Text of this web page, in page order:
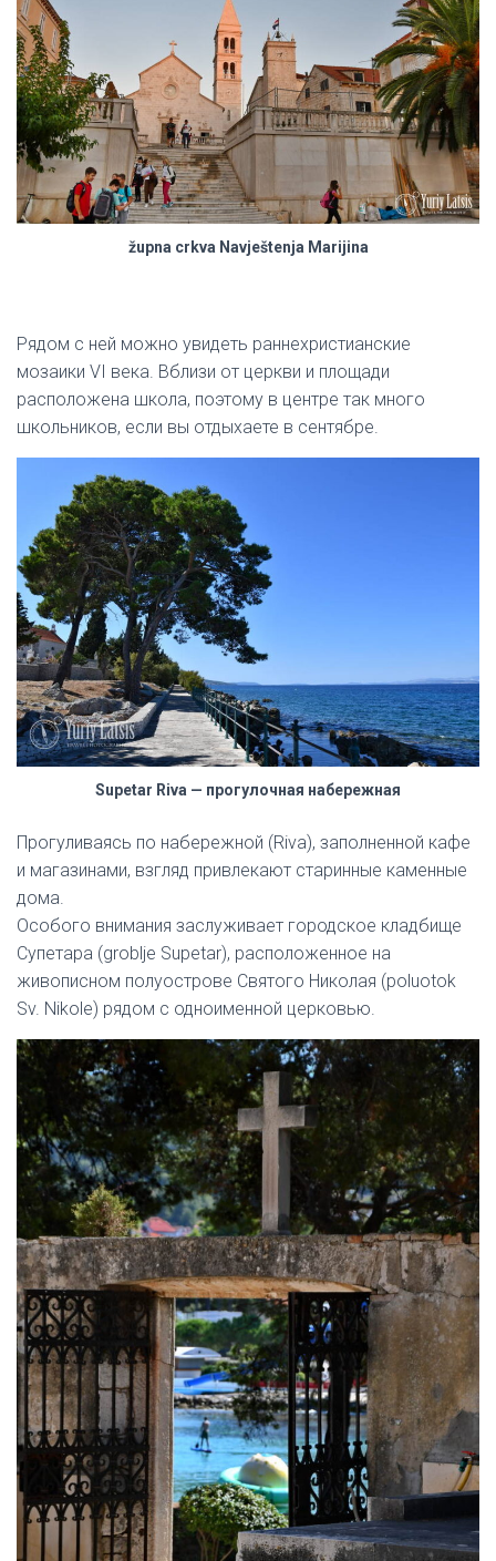
župna crkva Navještenja Marijina
Рядом с ней можно увидеть раннехристианские
мозаики VI века. Вблизи от церкви и площади
расположена школа, поэтому в центре так много
школьников, если вы отдыхаете в сентябре.
Supetar Riva — прогулочная набережная
Прогуливаясь по набережной (Riva), заполненной кафе
и магазинами, взгляд привлекают старинные каменные
дома.
Особого внимания заслуживает городское кладбище
Супетара (groblje Supetar), расположенное на
живописном полуострове Святого Николая (poluotok
Sv. Nikole) рядом с одноименной церковью.